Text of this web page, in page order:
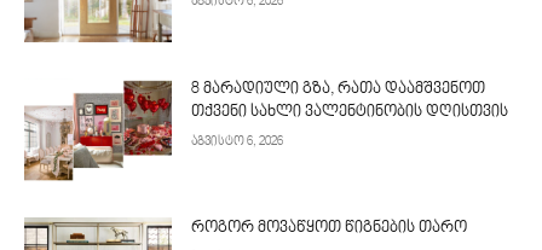
8 მარადიული გზა, რათა დაამშვენოთ
თქვენი სახლი ვალენტინობის დღისთვის
აგვისტო 6, 2026
როგორ მოვაწყოთ წიგნების თარო